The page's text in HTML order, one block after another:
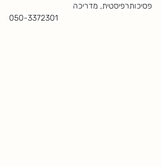
פסיכותרפיסטית, מדריכה
050-3372301